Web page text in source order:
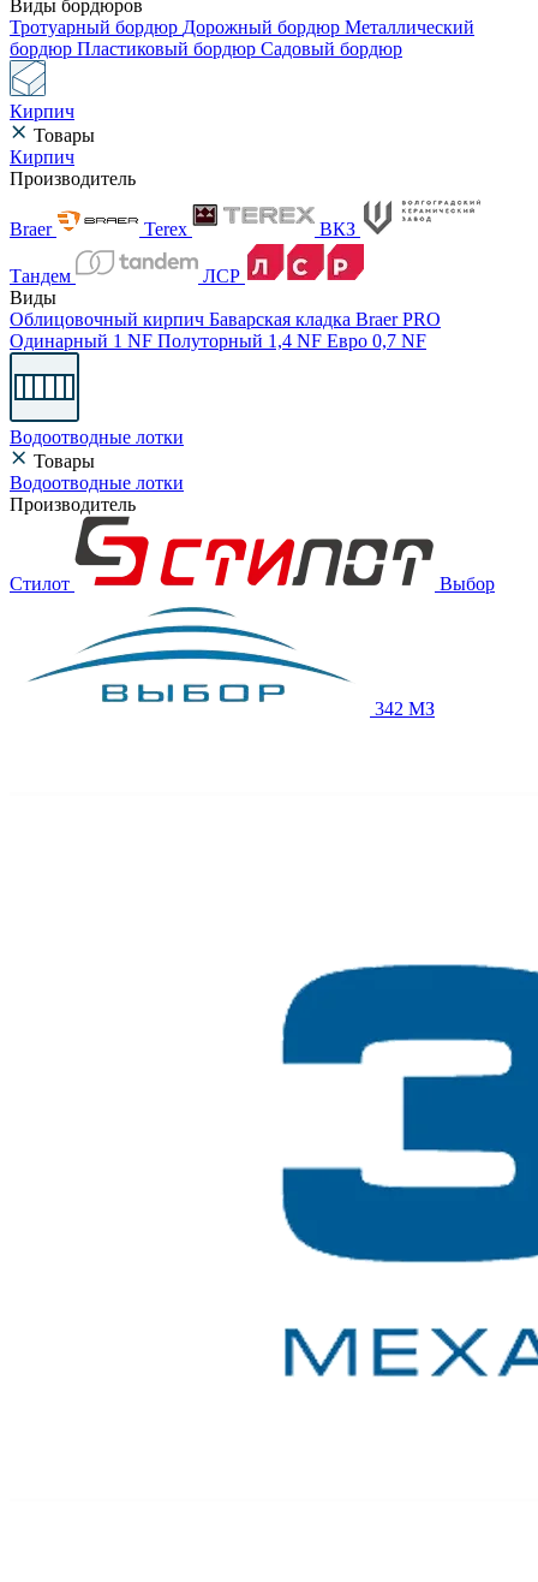
Виды бордюров
Тротуарный бордюр Дорожный бордюр Металлический
бордюр Пластиковый бордюр Садовый бордюр
Кирпич
Товары
Кирпич
Производитель
Braer Terex ВКЗ
Тандем
ЛСР
Виды
Облицовочный кирпич Баварская кладка Braer PRO
Одинарный 1 NF Полуторный 1,4 NF Евро 0,7 NF
Водоотводные лотки
Товары
Водоотводные лотки
Производитель
Стилот Выбор
342 МЗ